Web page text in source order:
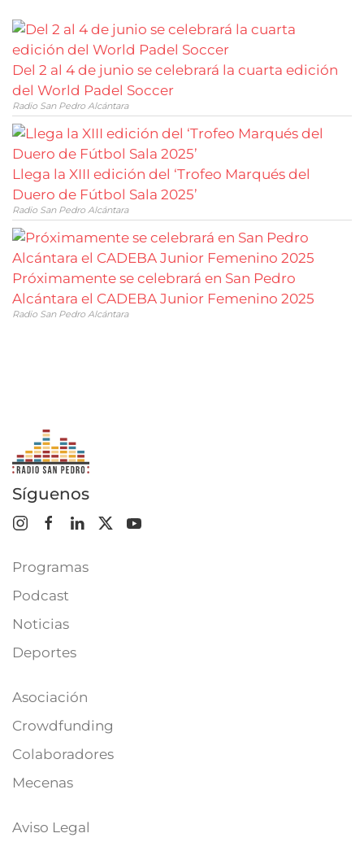
Del 2 al 4 de junio se celebrará la cuarta edición
del World Padel Soccer
Radio San Pedro Alcántara
Llega la XIII edición del ‘Trofeo Marqués del
Duero de Fútbol Sala 2025’
Radio San Pedro Alcántara
Próximamente se celebrará en San Pedro
Alcántara el CADEBA Junior Femenino 2025
Radio San Pedro Alcántara
Síguenos
Programas
Podcast
Noticias
Deportes
Asociación
Crowdfunding
Colaboradores
Mecenas
Aviso Legal